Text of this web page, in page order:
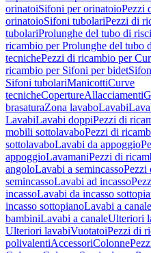
orinatoiSifoni per orinatoioPezzi
orinatoioSifoni tubolariPezzi di
tubolariProlunghe del tubo di
ricambio per Prolunghe del tubo
tecnichePezzi di ricambio per
ricambio per Sifoni per bidet
Sifoni tubolariManicottiCurve
tecnicheCopertureAllacciamenti
brasaturaZona lavaboLavabi
LavabiLavabi doppiPezzi di
mobili sottolavaboPezzi di
sottolavaboLavabi da appoggio
appoggioLavamaniPezzi di
angoloLavabi a semincassoPezzi
semincassoLavabi ad incasso
incassoLavabi da incasso
incasso sottopianoLavabi a canale
bambiniLavabi a canaleUlteriori
Ulteriori lavabiVuotatoiPezzi di
polivalentiAccessoriColonne